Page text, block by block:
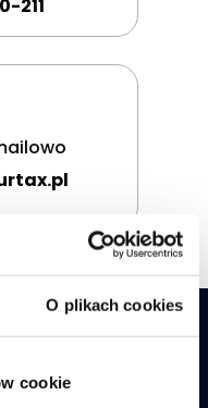
O plikach cookies
cookie
211
My